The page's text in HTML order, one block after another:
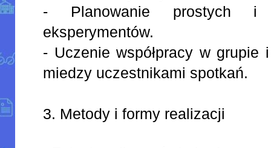
- Planowanie prostych i
eksperymentów.
- Uczenie współpracy w grupie
miedzy uczestnikami spotkań.
3. Metody i formy realizacji